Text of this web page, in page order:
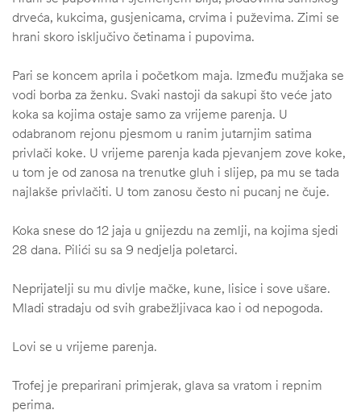
drveća, kukcima, gusjenicama, crvima i puževima. Zimi se
hrani skoro isključivo četinama i pupovima.
Pari se koncem aprila i početkom maja. Između mužjaka se
vodi borba za ženku. Svaki nastoji da sakupi što veće jato
koka sa kojima ostaje samo za vrijeme parenja. U
odabranom rejonu pjesmom u ranim jutarnjim satima
privlači koke. U vrijeme parenja kada pjevanjem zove koke,
u tom je od zanosa na trenutke gluh i slijep, pa mu se tada
najlakše privlačiti. U tom zanosu često ni pucanj ne čuje.
Koka snese do 12 jaja u gnijezdu na zemlji, na kojima sjedi
28 dana. Pilići su sa 9 nedjelja poletarci.
Neprijatelji su mu divlje mačke, kune, lisice i sove ušare.
Mladi stradaju od svih grabežljivaca kao i od nepogoda.
Lovi se u vrijeme parenja.
Trofej je preparirani primjerak, glava sa vratom i repnim
perima.